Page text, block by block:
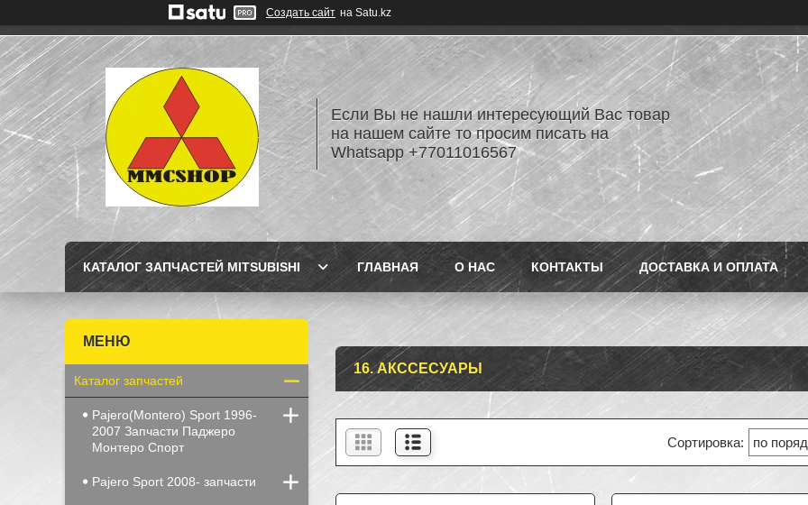
Создать сайт на Satu.kz
Если Вы не нашли интересующий Вас товар
на нашем сайте то просим писать на
Whatsapp +77011016567
КАТАЛОГ ЗАПЧАСТЕЙ MITSUBISHI ГЛАВНАЯ О НАС КОНТАКТЫ ДОСТАВКА И ОПЛАТА
16. АКССЕСУАРЫ
Каталог запчастей
Pajero(Montero) Sport 1996-
2007 Запчасти Паджеро
Монтеро Спорт
Pajero Sport 2008- запчасти